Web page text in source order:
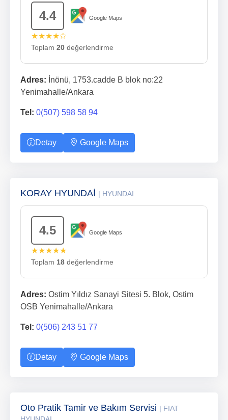
4.4 Google Maps
★★★★✩
Toplam 20 değerlendirme
Adres: İnönü, 1753.cadde B blok no:22
Yenimahalle/Ankara
Tel: 0(507) 598 58 94
Detay Google Maps
KORAY HYUNDAİ | HYUNDAI
4.5 Google Maps
★★★★★
Toplam 18 değerlendirme
Adres: Ostim Yıldız Sanayi Sitesi 5. Blok, Ostim
OSB Yenimahalle/Ankara
Tel: 0(506) 243 51 77
Detay Google Maps
Oto Pratik Tamir ve Bakım Servisi | FIAT